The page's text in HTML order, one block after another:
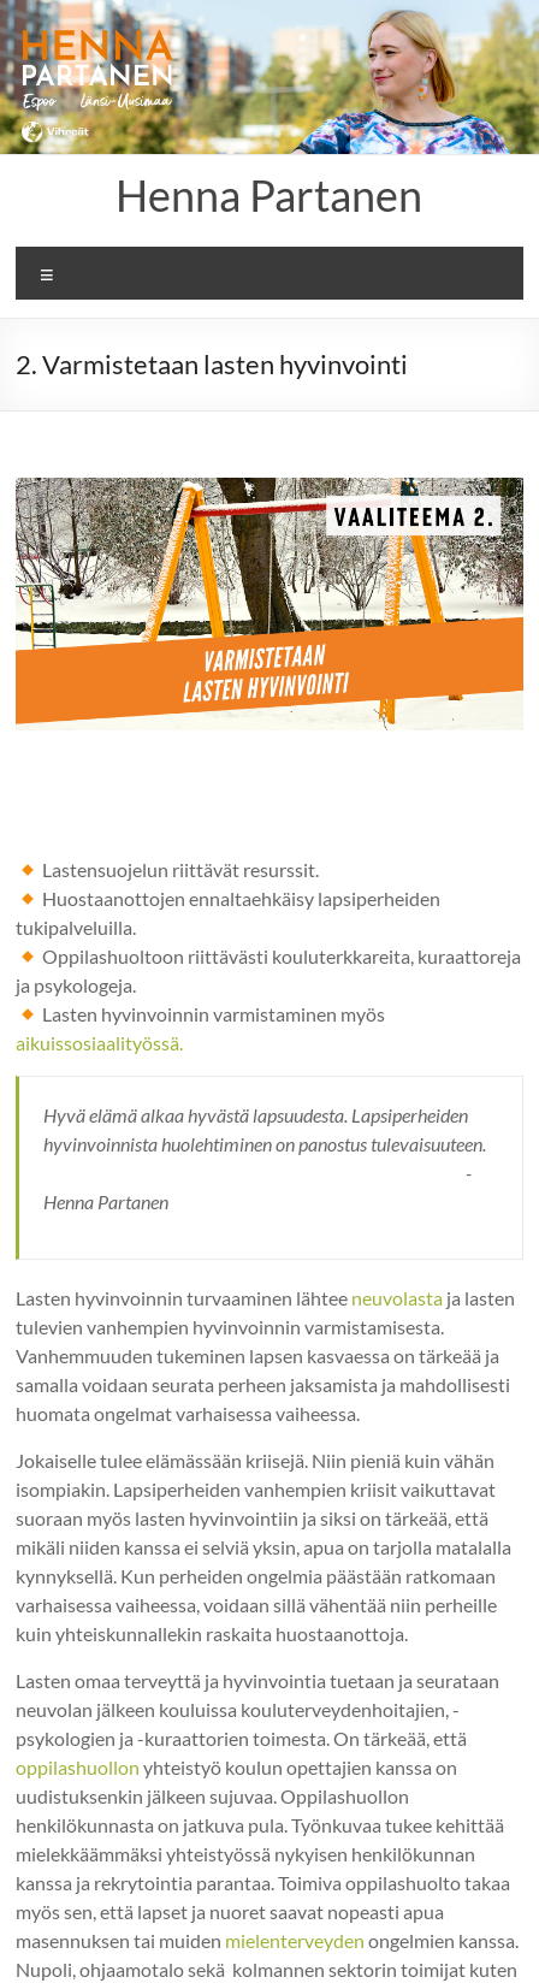
Skip
to
content
Henna Partanen
2. Varmistetaan lasten hyvinvointi
Lastensuojelun riittävät resurssit.
Huostaanottojen ennaltaehkäisy lapsiperheiden
tukipalveluilla.
Oppilashuoltoon riittävästi kouluterkkareita, kuraattoreja
ja psykologeja.
Lasten hyvinvoinnin varmistaminen myös
aikuissosiaalityössä.
Hyvä elämä alkaa hyvästä lapsuudesta. Lapsiperheiden
hyvinvoinnista huolehtiminen on panostus tulevaisuuteen.
-
Henna Partanen
Lasten hyvinvoinnin turvaaminen lähtee neuvolasta ja lasten
tulevien vanhempien hyvinvoinnin varmistamisesta.
Vanhemmuuden tukeminen lapsen kasvaessa on tärkeää ja
samalla voidaan seurata perheen jaksamista ja mahdollisesti
huomata ongelmat varhaisessa vaiheessa.
Jokaiselle tulee elämässään kriisejä. Niin pieniä kuin vähän
isompiakin. Lapsiperheiden vanhempien kriisit vaikuttavat
suoraan myös lasten hyvinvointiin ja siksi on tärkeää, että
mikäli niiden kanssa ei selviä yksin, apua on tarjolla matalalla
kynnyksellä. Kun perheiden ongelmia päästään ratkomaan
varhaisessa vaiheessa, voidaan sillä vähentää niin perheille
kuin yhteiskunnallekin raskaita huostaanottoja.
Lasten omaa terveyttä ja hyvinvointia tuetaan ja seurataan
neuvolan jälkeen kouluissa kouluterveydenhoitajien, -
psykologien ja -kuraattorien toimesta. On tärkeää, että
oppilashuollon yhteistyö koulun opettajien kanssa on
uudistuksenkin jälkeen sujuvaa. Oppilashuollon
henkilökunnasta on jatkuva pula. Työnkuvaa tukee kehittää
mielekkäämmäksi yhteistyössä nykyisen henkilökunnan
kanssa ja rekrytointia parantaa. Toimiva oppilashuolto takaa
myös sen, että lapset ja nuoret saavat nopeasti apua
masennuksen tai muiden mielenterveyden ongelmien kanssa.
Nupoli, ohjaamotalo sekä kolmannen sektorin toimijat kuten